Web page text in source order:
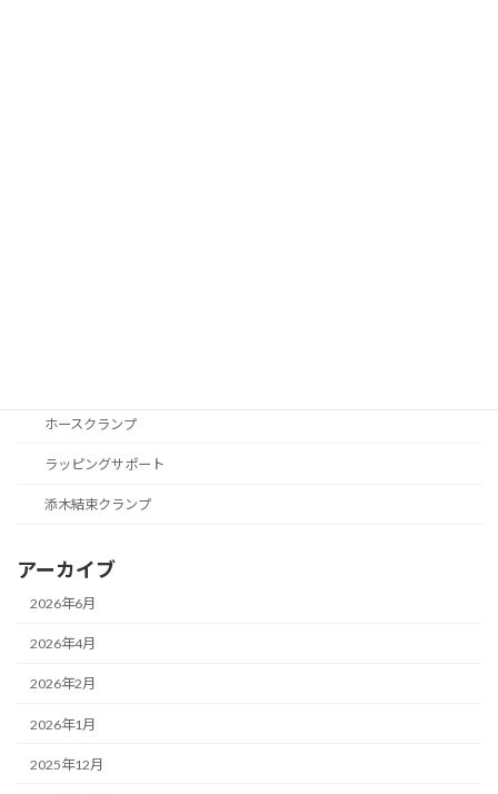
ホースクランプ
ラッピングサポート
添木結束クランプ
アーカイブ
2026年6月
2026年4月
2026年2月
2026年1月
2025年12月